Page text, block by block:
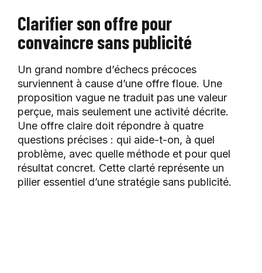
Clarifier son offre pour
convaincre sans publicité
Un grand nombre d’échecs précoces
surviennent à cause d’une offre floue. Une
proposition vague ne traduit pas une valeur
perçue, mais seulement une activité décrite.
Une offre claire doit répondre à quatre
questions précises : qui aide-t-on, à quel
problème, avec quelle méthode et pour quel
résultat concret. Cette clarté représente un
pilier essentiel d’une stratégie sans publicité.